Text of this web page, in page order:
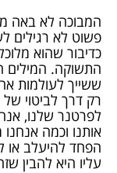
המבוכה לא באה
פשוט לא רגילים
כדיבור שהוא
התשוקה. המילים
ששייך לעולמות
רק דרך לביטוי
לפרטנר שלנו,
אותנו וכמה
הפחד להיעלב או
עליו היא להבין